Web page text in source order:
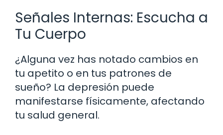
Señales Internas: Escucha a
Tu Cuerpo
¿Alguna vez has notado cambios en
tu apetito o en tus patrones de
sueño? La depresión puede
manifestarse físicamente, afectando
tu salud general.